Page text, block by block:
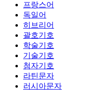
프랑스어
독일어
히브리어
괄호기호
학술기호
기술기호
첨자기호
라틴문자
러시아문자